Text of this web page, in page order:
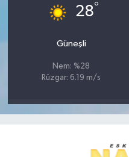
28°
Güneşli
Nem: %28
Rüzgar: 6.19 m/s